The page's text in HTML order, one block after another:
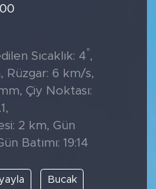
Sıcaklık: 4°,
Rüzgar: 6 km/s,
Çiy Noktası:
2 km, Gün
Batımı: 19:14
Bucak